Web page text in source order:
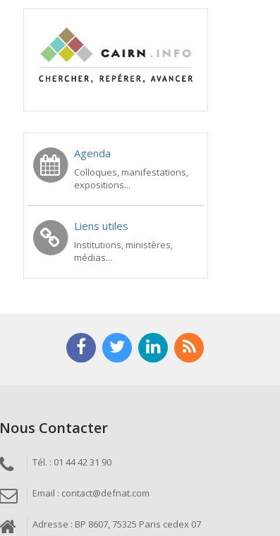
Agenda
Colloques, manifestations,
expositions...
Liens utiles
Institutions, ministères,
médias...
Nous Contacter
Tél. : 01 44 42 31 90
Email : contact@defnat.com
Adresse : BP 8607, 75325 Paris cedex 07